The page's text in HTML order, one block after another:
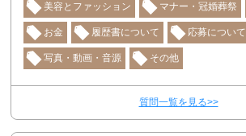
美容とファッション マナー・冠婚葬祭
お金 履歴書について 応募について
写真・動画・音源 その他
質問一覧を見る>>